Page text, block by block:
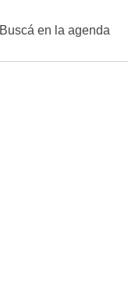
Buscá en la agenda